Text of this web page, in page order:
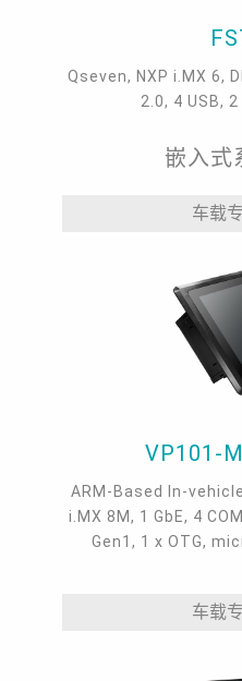
Qseven, NXP i.MX 6,
2.0, 4 USB, 2
嵌入式
车载
VP101-
ARM-Based In-
i.MX 8M, 1 GbE, 4
Gen1, 1 x OTG,
车载